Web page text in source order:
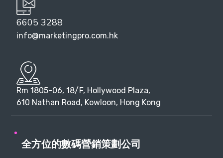
6605 3288
info@marketingpro.com.hk
Rm 1805-06, 18/F, Hollywood Plaza,
610 Nathan Road, Kowloon, Hong Kong
全方位的數碼營銷策劃公司